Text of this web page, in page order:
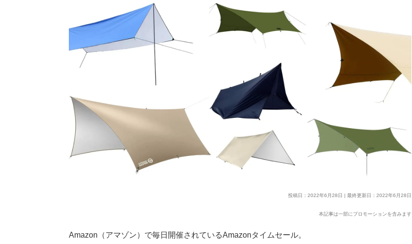
投稿日：2022年6月28日 | 最終更新日：2022年6月28日
本記事は一部にプロモーションを含みます
Amazon（アマゾン）で毎日開催されているAmazonタイムセール。